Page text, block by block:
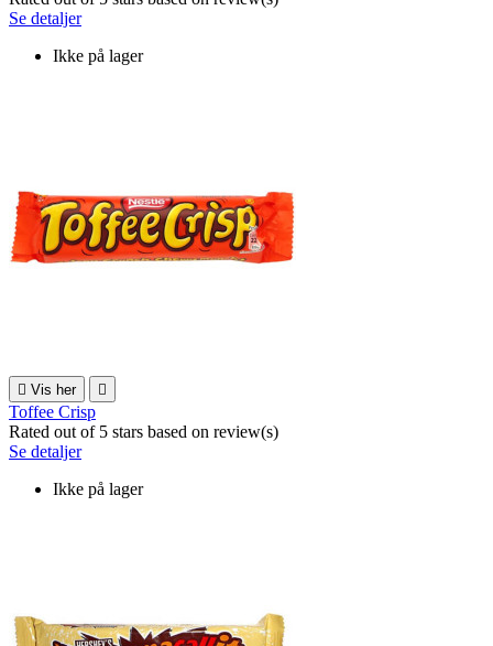
Se detaljer
Ikke på lager
 Vis her 
Toffee Crisp
Rated out of 5 stars based on review(s)
Se detaljer
Ikke på lager